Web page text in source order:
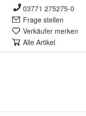
03771 275275-0
Frage stellen
Verkäufer merken
Alle Artikel